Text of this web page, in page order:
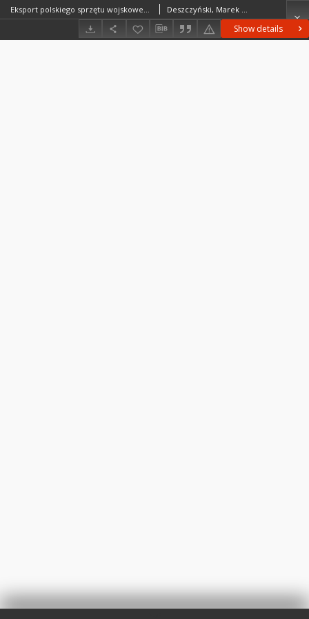
Show details
Eksport polskiego sprzętu wojskowego do Hiszpanii podczas wojny domowej 1936-1939 Deszczyński, Marek Piotr (1967– )